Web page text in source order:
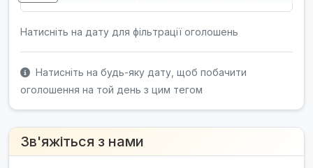
Натисніть на дату для фільтрації оголошень
Натисніть на будь-яку дату, щоб побачити
оголошення на той день з цим тегом
Зв'яжіться з нами